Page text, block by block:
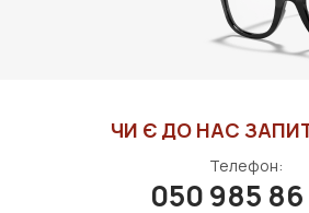
ЧИ Є ДО НАС
Телефон:
050 985 86